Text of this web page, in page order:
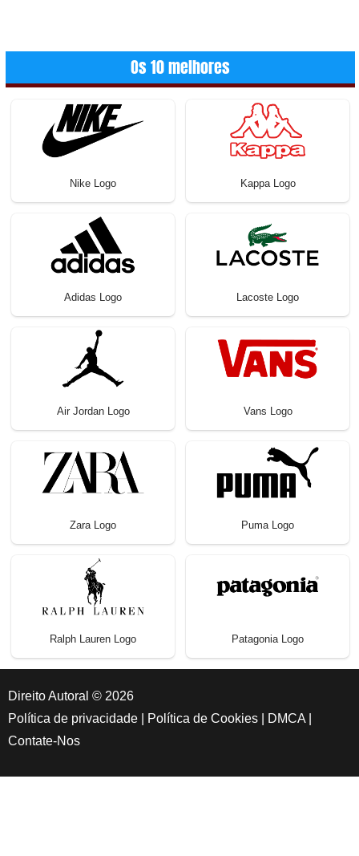
Os 10 melhores
Nike Logo Kappa Logo
Adidas Logo Lacoste Logo
Air Jordan Logo Vans Logo
Zara Logo Puma Logo
Ralph Lauren Logo Patagonia Logo
Direito Autoral © 2026
Política de privacidade
Política de Cookies DMCA
Contate-Nos